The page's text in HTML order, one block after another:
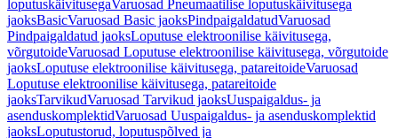
loputuskäivitusegaVaruosad Pneumaatilise loputuskäivitusega
jaoksBasicVaruosad Basic jaoksPindpaigaldatudVaruosad
Pindpaigaldatud jaoksLoputuse elektroonilise käivitusega,
võrgutoideVaruosad Loputuse elektroonilise käivitusega, võrgutoide
jaoksLoputuse elektroonilise käivitusega, patareitoideVaruosad
Loputuse elektroonilise käivitusega, patareitoide
jaoksTarvikudVaruosad Tarvikud jaoksUuspaigaldus- ja
asenduskomplektidVaruosad Uuspaigaldus- ja asenduskomplektid
jaoksLoputustorud, loputuspõlved ja